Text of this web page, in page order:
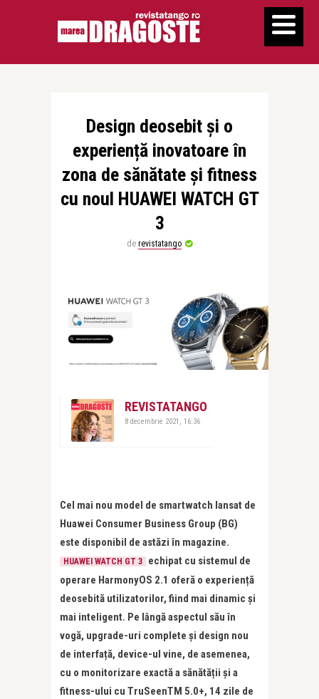
Design deosebit și o
experiență inovatoare în
zona de sănătate și fitness
cu noul HUAWEI WATCH GT
3
de revistatango
REVISTATANGO
8 decembrie 2021, 16:36
Cel mai nou model de smartwatch lansat de
Huawei Consumer Business Group (BG)
este disponibil de astăzi în magazine.
HUAWEI WATCH GT 3
echipat cu sistemul de
operare HarmonyOS 2.1 oferă o experiență
deosebită utilizatorilor, fiind mai dinamic și
mai inteligent. Pe lângă aspectul său în
vogă, upgrade-uri complete și design nou
de interfață, device-ul vine, de asemenea,
cu o monitorizare exactă a sănătății și a
fitness-ului cu TruSeenTM 5.0+, 14 zile de